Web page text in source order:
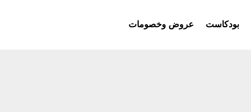
بودكاست عروض وخصومات